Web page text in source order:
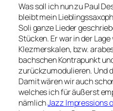
Was soll ich nun zu Paul
bleibt mein
Soli ganze Lieder
Stücken. Er war in der
Klezmerskalen, bzw.
bachschen Kontrapunkt
zurückzumodulieren. Und
Damit wären wir auch
welches ich für äußerst
nämlichJazz Impressions